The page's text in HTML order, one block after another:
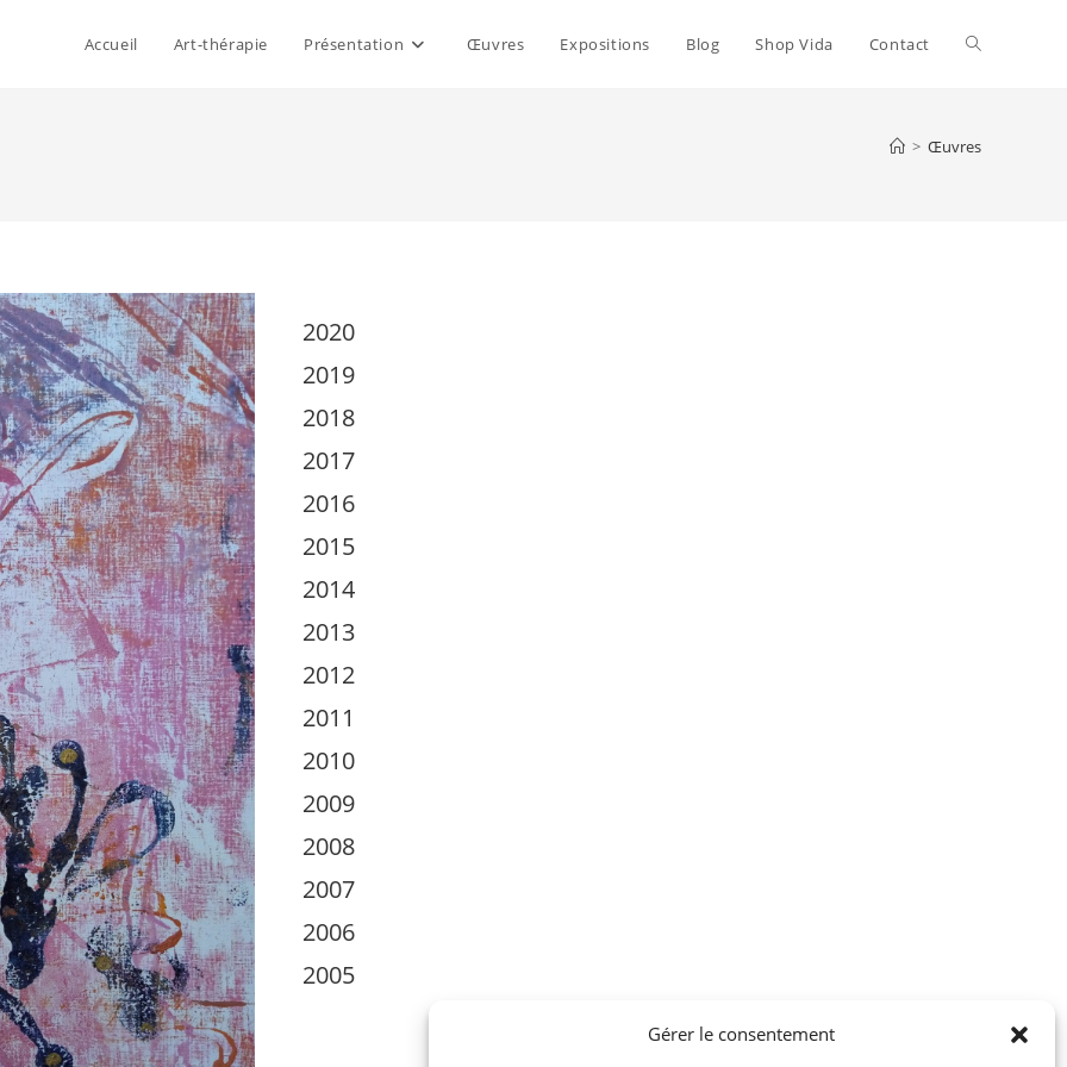
Gérer le consentement
Accueil Art-thérapie Présentation Œuvres Expositions Blog Shop Vida Contact Toggle
> Œuvres
2020
2019
2018
2017
2016
2015
2014
2013
2012
2011
2010
2009
2008
2007
2006
2005